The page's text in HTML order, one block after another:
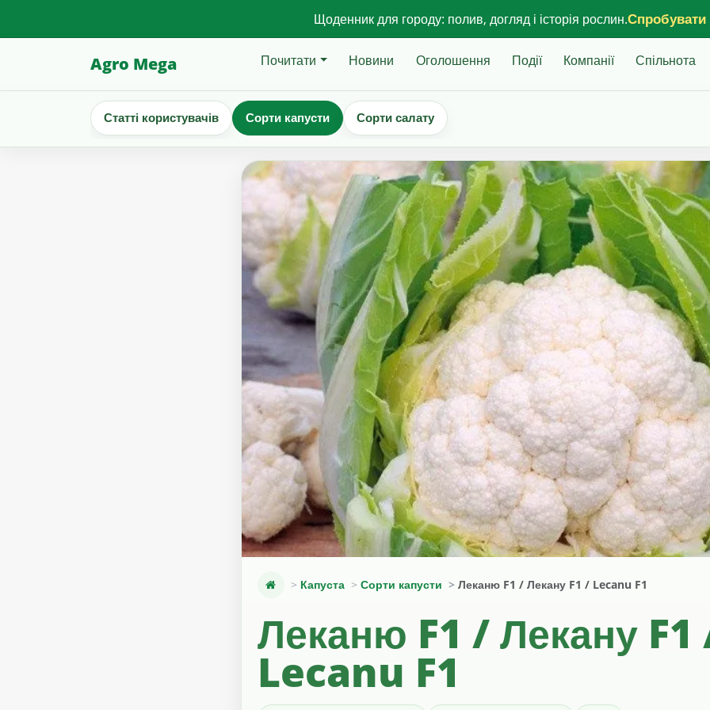
Щоденник для городу: полив, догляд і історія рослин.
Agro Mega Почитати Новини Оголошення Події Компанії Спільнота
Статті користувачів Сорти капусти Сорти салату
Капуста Сорти капусти Леканю F1 / Лекану F1 / Lecanu F1
Леканю F1 / Лекану F1
Lecanu F1